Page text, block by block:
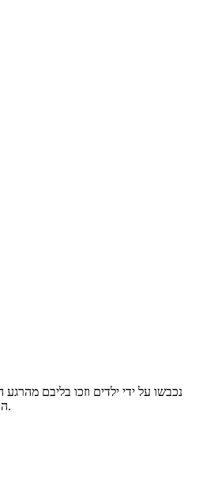
לאחר פתיחה מלאה. בכל מקרה, בובות LOL הן עיצוב מושך, תעלומה, מגוון אביזרים מדהימים וריאליסטיים ודברים קטנים נעימים, כמו גם האיכות הגבוהה ביותר של ייצור ופירוט הצעצוע.